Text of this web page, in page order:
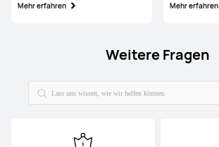
Mehr erfahren Mehr erfahren
Weitere Fragen